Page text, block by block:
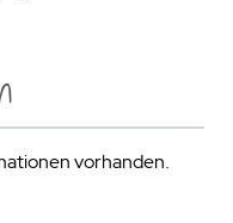
vorhanden.